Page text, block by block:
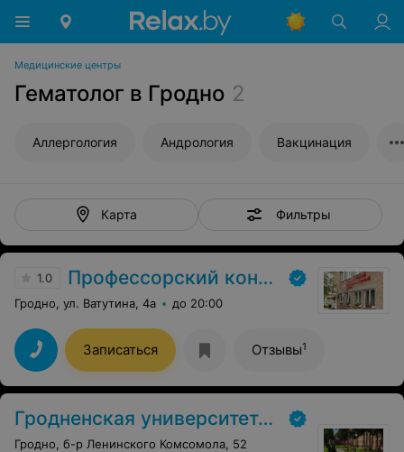
Медицинские центры
Гематолог в Гродно 2
Аллергология Андрология Вакцинация
Карта Фильтры
1.0 Профессорский консультативный центр г. Гродно
Гродно, ул. Ватутина, 4а до 20:00
Записаться Отзывы1
Гродненская университетская клиника
Гродно, б-р Ленинского Комсомола, 52